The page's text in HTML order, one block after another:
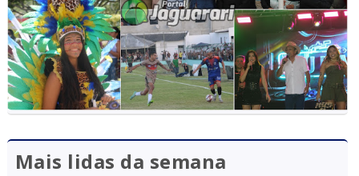
Mais lidas da semana